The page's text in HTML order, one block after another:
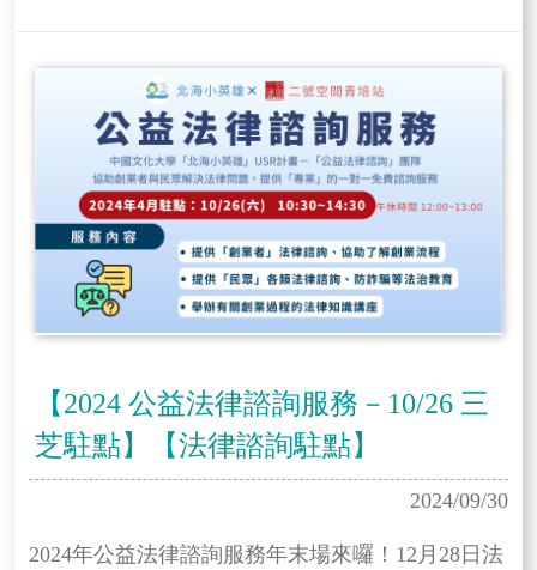
【2024 公益法律諮詢服務－10/26 三
芝駐點】【法律諮詢駐點】
2024/09/30
2024年公益法律諮詢服務年末場來囉！12月28日法